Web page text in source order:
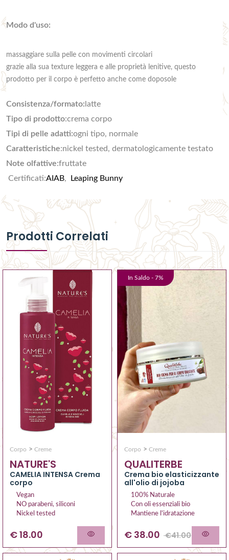
Modo d'uso:
massaggiare sulla pelle con movimenti circolari
grazie alla sua texture leggera e alle proprietà lenitive, questo
prodotto per il corpo è perfetto anche come doposole
Consistenza/formato: latte
Tipo di prodotto:crema corpo
Tipi di pelle adatti:ogni tipo, normale
Caratteristiche:nickel tested, dermatologicamente testato
Note olfattive:fruttate
Certificati:AIAB, Leaping Bunny
Prodotti Correlati
Corpo > Creme
NATURE'S
CAMELIA INTENSA Crema
corpo
Vegan
NO parabeni, siliconi
Nickel tested
€ 18.00
In Saldo - 7%
Corpo > Creme
QUALITERBE
Crema bio elasticizzante
all'olio di jojoba
100% Naturale
Con oli essenziali bio
Mantiene l'idratazione
€ 38.00 €41.00